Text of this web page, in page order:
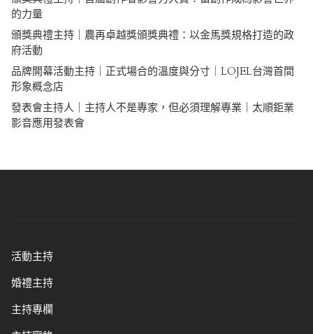
的力量
頒獎典禮主持｜農再卓越獎頒獎典禮：以金馬獎規格打造的政
府活動
品牌開幕活動主持｜正式場合的溫度與分寸｜LOJEL台灣首間
形象概念店
發表會主持人｜主持人不是專家，但必須理解專業｜太順鉅業
影音應用發表會
活動主持
婚禮主持
主持專欄